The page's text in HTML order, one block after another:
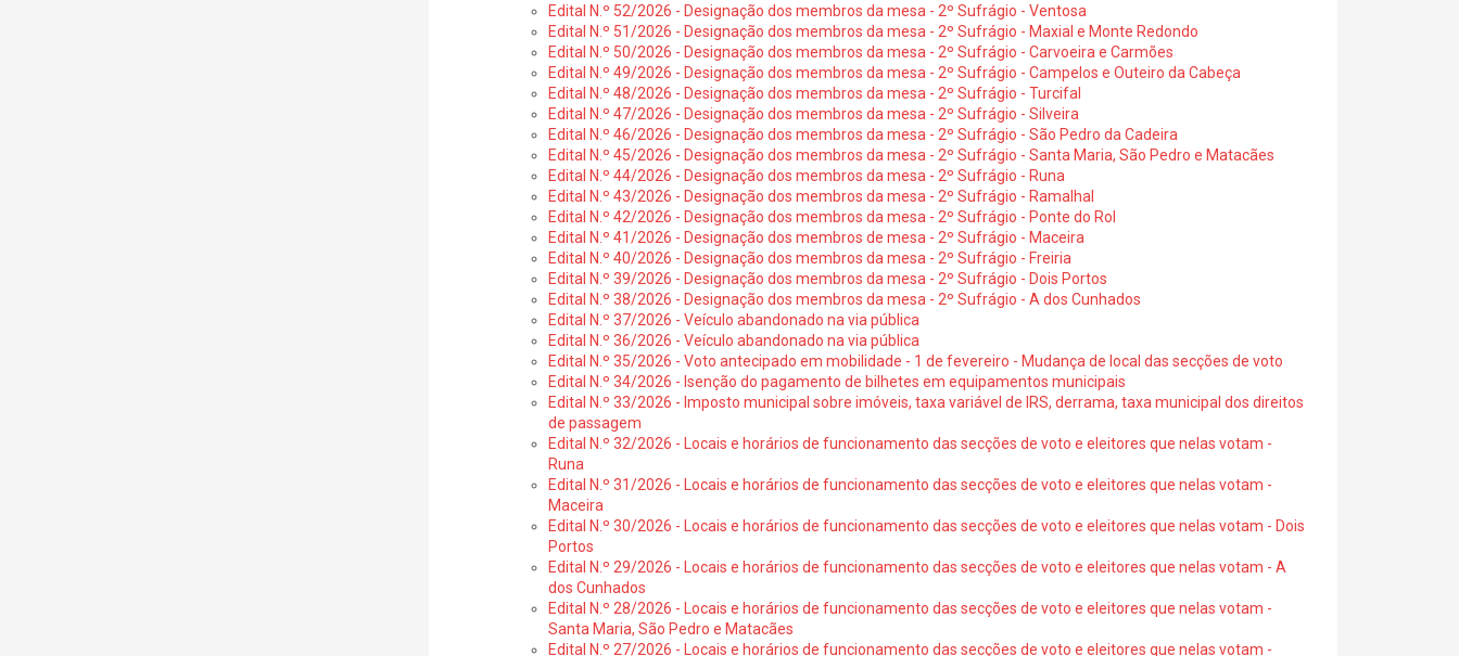
Edital N.º 52/2026 - Designação dos membros da mesa - 2º Sufrágio - Ventosa
Edital N.º 51/2026 - Designação dos membros da mesa - 2º Sufrágio - Maxial e Monte Redondo
Edital N.º 50/2026 - Designação dos membros da mesa - 2º Sufrágio - Carvoeira e Carmões
Edital N.º 49/2026 - Designação dos membros da mesa - 2º Sufrágio - Campelos e Outeiro da Cabeça
Edital N.º 48/2026 - Designação dos membros da mesa - 2º Sufrágio - Turcifal
Edital N.º 47/2026 - Designação dos membros da mesa - 2º Sufrágio - Silveira
Edital N.º 46/2026 - Designação dos membros da mesa - 2º Sufrágio - São Pedro da Cadeira
Edital N.º 45/2026 - Designação dos membros da mesa - 2º Sufrágio - Santa Maria, São Pedro e Matacães
Edital N.º 44/2026 - Designação dos membros da mesa - 2º Sufrágio - Runa
Edital N.º 43/2026 - Designação dos membros da mesa - 2º Sufrágio - Ramalhal
Edital N.º 42/2026 - Designação dos membros da mesa - 2º Sufrágio - Ponte do Rol
Edital N.º 41/2026 - Designação dos membros de mesa - 2º Sufrágio - Maceira
Edital N.º 40/2026 - Designação dos membros da mesa - 2º Sufrágio - Freiria
Edital N.º 39/2026 - Designação dos membros da mesa - 2º Sufrágio - Dois Portos
Edital N.º 38/2026 - Designação dos membros da mesa - 2º Sufrágio - A dos Cunhados
Edital N.º 37/2026 - Veículo abandonado na via pública
Edital N.º 36/2026 - Veículo abandonado na via pública
Edital N.º 35/2026 - Voto antecipado em mobilidade - 1 de fevereiro - Mudança de local das secções de voto
Edital N.º 34/2026 - Isenção do pagamento de bilhetes em equipamentos municipais
Edital N.º 33/2026 - Imposto municipal sobre imóveis, taxa variável de IRS, derrama, taxa municipal dos direitos
de passagem
Edital N.º 32/2026 - Locais e horários de funcionamento das secções de voto e eleitores que nelas votam -
Runa
Edital N.º 31/2026 - Locais e horários de funcionamento das secções de voto e eleitores que nelas votam -
Maceira
Edital N.º 30/2026 - Locais e horários de funcionamento das secções de voto e eleitores que nelas votam - Dois
Portos
Edital N.º 29/2026 - Locais e horários de funcionamento das secções de voto e eleitores que nelas votam - A
dos Cunhados
Edital N.º 28/2026 - Locais e horários de funcionamento das secções de voto e eleitores que nelas votam -
Santa Maria, São Pedro e Matacães
Edital N.º 27/2026 - Locais e horários de funcionamento das secções de voto e eleitores que nelas votam -